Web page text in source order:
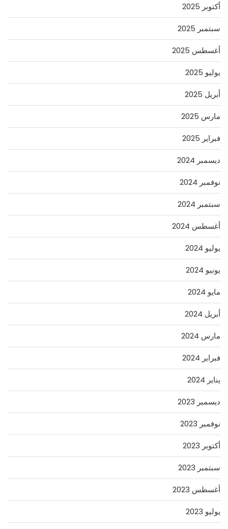
أكتوبر 2025
سبتمبر 2025
أغسطس 2025
يوليو 2025
أبريل 2025
مارس 2025
فبراير 2025
ديسمبر 2024
نوفمبر 2024
سبتمبر 2024
أغسطس 2024
يوليو 2024
يونيو 2024
مايو 2024
أبريل 2024
مارس 2024
فبراير 2024
يناير 2024
ديسمبر 2023
نوفمبر 2023
أكتوبر 2023
سبتمبر 2023
أغسطس 2023
يوليو 2023